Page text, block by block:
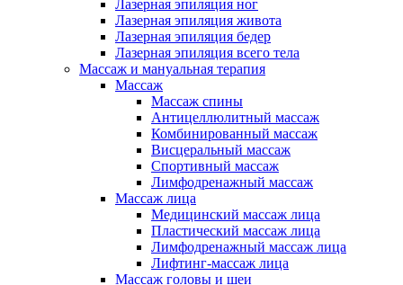
Лазерная эпиляция ног
Лазерная эпиляция живота
Лазерная эпиляция бедер
Лазерная эпиляция всего тела
Массаж и мануальная терапия
Массаж
Массаж спины
Антицеллюлитный массаж
Комбинированный массаж
Висцеральный массаж
Спортивный массаж
Лимфодренажный массаж
Массаж лица
Медицинский массаж лица
Пластический массаж лица
Лимфодренажный массаж лица
Лифтинг-массаж лица
Массаж головы и шеи